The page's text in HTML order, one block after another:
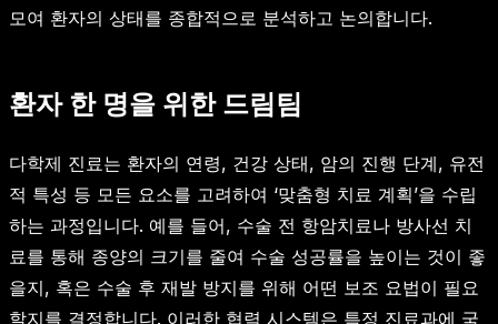
모여 환자의 상태를 종합적으로 분석하고 논의합니다.
환자 한 명을 위한 드림팀
다학제 진료는 환자의 연령, 건강 상태, 암의 진행 단계, 유전
적 특성 등 모든 요소를 고려하여 ‘맞춤형 치료 계획’을 수립
하는 과정입니다. 예를 들어, 수술 전 항암치료나 방사선 치
료를 통해 종양의 크기를 줄여 수술 성공률을 높이는 것이 좋
을지, 혹은 수술 후 재발 방지를 위해 어떤 보조 요법이 필요
할지를 결정합니다. 이러한 협력 시스템은 특정 진료과에 국